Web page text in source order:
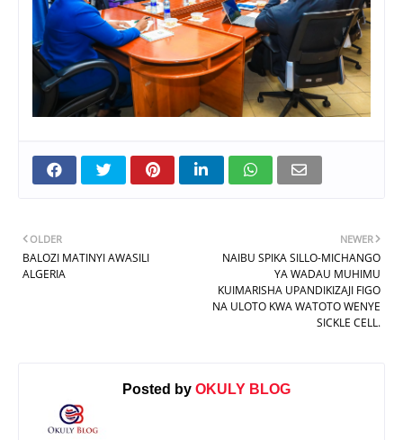
NEWER
NAIBU SPIKA SILLO-MICHANGO
YA WADAU MUHIMU
KUIMARISHA UPANDIKIZAJI FIGO
NA ULOTO KWA WATOTO WENYE
SICKLE CELL.
OLDER
BALOZI MATINYI AWASILI
ALGERIA
Posted by OKULY BLOG